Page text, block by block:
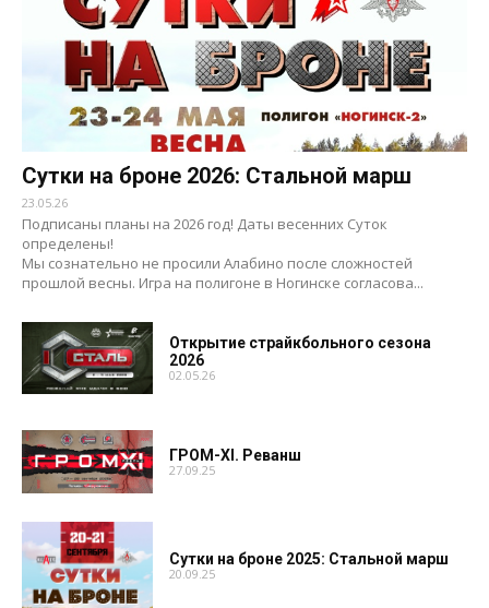
Сутки на броне 2026: Стальной марш
23.05.26
Подписаны планы на 2026 год! Даты весенних Суток
определены!
Мы сознательно не просили Алабино после сложностей
прошлой весны. Игра на полигоне в Ногинске согласова...
Открытие страйкбольного сезона
2026
02.05.26
ГРОМ-XI. Реванш
27.09.25
Сутки на броне 2025: Стальной марш
20.09.25